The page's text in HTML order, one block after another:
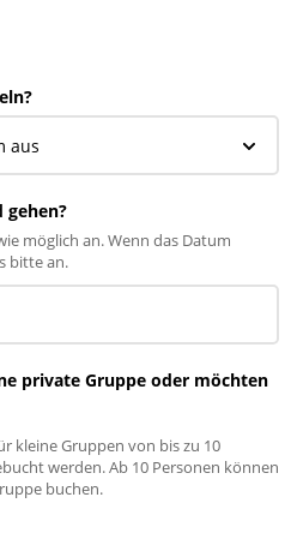
gehen?
möglich an. Wenn das Datum
bitte an.
private Gruppe oder möchten
kleine Gruppen von bis zu 10
werden. Ab 10 Personen können
buchen.